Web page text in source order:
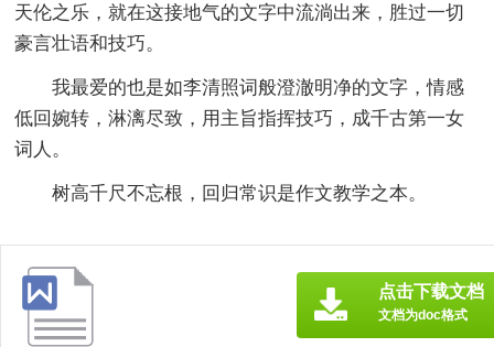
天伦之乐，就在这接地气的文字中流淌出来，胜过一切
豪言壮语和技巧。
我最爱的也是如李清照词般澄澈明净的文字，情感
低回婉转，淋漓尽致，用主旨指挥技巧，成千古第一女
词人。
树高千尺不忘根，回归常识是作文教学之本。
点击下载文档
文档为doc格式